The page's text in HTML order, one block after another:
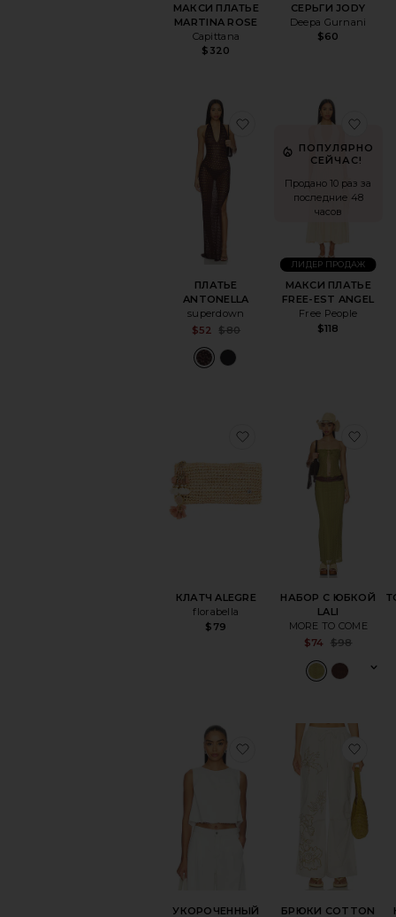
МАКСИ ПЛАТЬЕ
MARTINA ROSE
Capittana
$320
СЕРЬГИ JODY
Deepa Gurnani
$60
ПЛАТЬЕ
ANTONELLA
superdown
Sale price:
$52
$80
избранноеПЛАТЬЕ
ПОПУЛЯРНО
СЕЙЧАС!
Продано 10 раз за
последние 48
часов
МАКСИ ПЛАТЬЕ
FREE-EST ANGEL
Free People
$118
ЛИДЕР ПРОДАЖ
КЛАТЧ ALEGRE
florabella
$79
избранноеКЛАТЧ
НАБОР С ЮБКОЙ
LALI
MORE TO COME
$74
$98
УКОРОЧЕННЫЙ БРЮКИ COTTON